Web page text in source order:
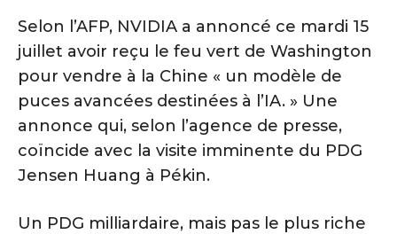
Selon l’AFP, NVIDIA a annoncé ce mardi 15
juillet avoir reçu le feu vert de Washington
pour vendre à la Chine « un modèle de
puces avancées destinées à l’IA. » Une
annonce qui, selon l’agence de presse,
coïncide avec la visite imminente du PDG
Jensen Huang à Pékin.
Un PDG milliardaire, mais pas le plus riche